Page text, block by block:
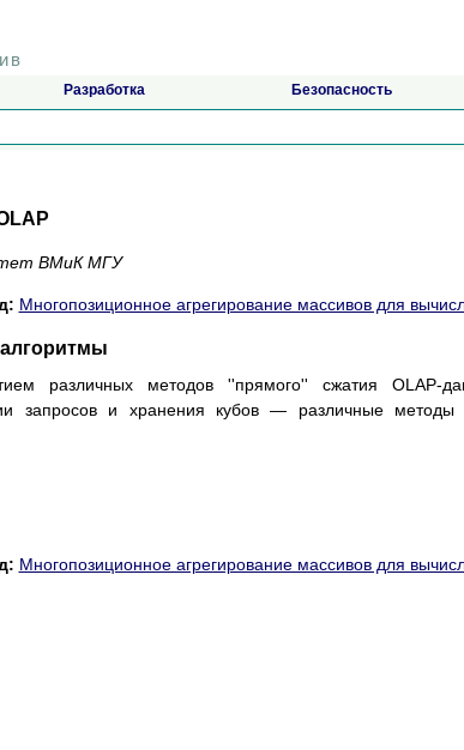
Разработка Безопасность
ВМиК МГУ
Многопозиционное агрегирование массивов для
различных методов ''прямого'' сжатия OLAP-
запросов и хранения кубов — различные методы
Многопозиционное агрегирование массивов для